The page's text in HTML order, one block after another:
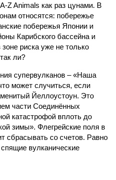
Z Animals как раз цунами. В
относятся: побережье
побережья Японии и
Карибского бассейна и
риска уже не только
ли?
супервулканов – «Наша
может случиться, если
Йеллоустоун. Это
части Соединённых
катастрофой вплоть до
зимы». Флегрейские поля в
сбрасывать со счетов. Равно
вулканические